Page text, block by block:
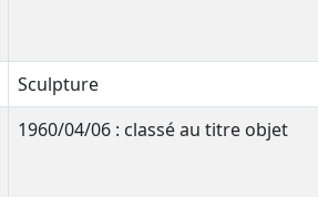
Sculpture
1960/04/06 : classé au titre objet